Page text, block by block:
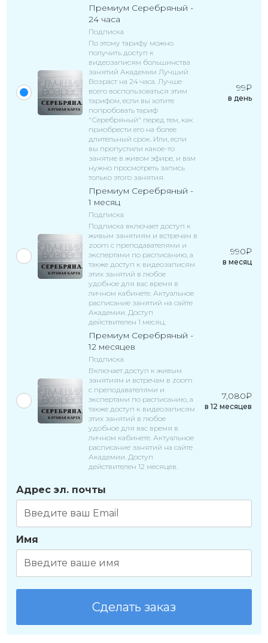
Премиум Серебряный -
24 часа
Подписка
По этому тарифу можно
получить доступ к
видеозаписям большинства
занятий Академии Лучший
Возраст на 24 часа. Лучше
всего воспользоваться этим
тарифом, если вы хотите
попробовать тариф
"Серебряный" перед тем, как
приобрести его на более
длительный срок. Или, если
вы пропустили какое-то
занятие в живом эфире, и вам
нужно просмотреть запись
только этого занятия.
99₽
в день
Премиум Серебряный -
1 месяц
Подписка
Подписка включает доступ к
живым занятиям и встречам в
zoom с преподавателями и
экспертами по расписанию, а
также доступ к видеозаписям
этих занятий в любое
удобное для вас время в
личном кабинете. Актуальное
расписание занятий на сайте
Академии. Доступ
действителен 1 месяц.
990₽
в месяц
Премиум Серебряный -
12 месяцев
Подписка
Включает доступ к живым
занятиям и встречам в zoom
с преподавателями и
экспертами по расписанию, а
также доступ к видеозаписям
этих занятий в любое
удобное для вас время в
личном кабинете. Актуальное
расписание занятий на сайте
Академии. Доступ
действителен 12 месяцев.
7,080₽
в 12 месяцев
Адрес эл. почты
Имя
Сделать заказ